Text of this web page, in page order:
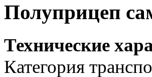
Полуприцеп
Технические
Категория